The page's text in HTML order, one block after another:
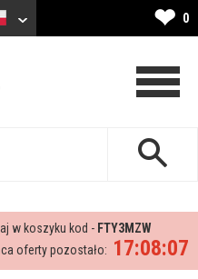
❤ 0
w koszyku kod - FTY3MZW
17:08:06
oferty pozostało: